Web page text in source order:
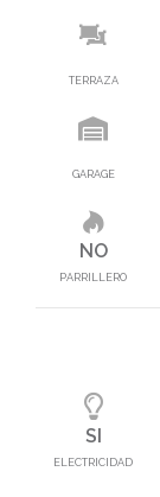
TERRAZA
GARAGE
NO
PARRILLERO
SI
ELECTRICIDAD